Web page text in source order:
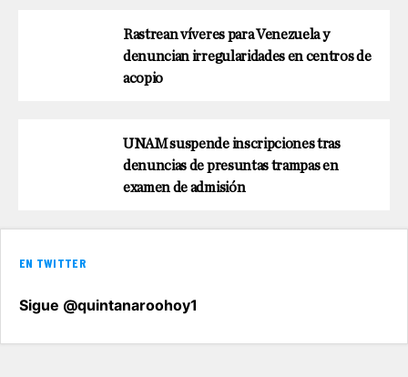
Rastrean víveres para Venezuela y
denuncian irregularidades en centros de
acopio
UNAM suspende inscripciones tras
denuncias de presuntas trampas en
examen de admisión
EN TWITTER
Sigue @quintanaroohoy1